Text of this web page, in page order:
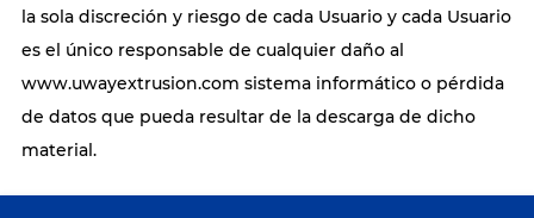
la sola discreción y riesgo de cada Usuario y cada Usuario
es el único responsable de cualquier daño al
www.uwayextrusion.com sistema informático o pérdida
de datos que pueda resultar de la descarga de dicho
material.